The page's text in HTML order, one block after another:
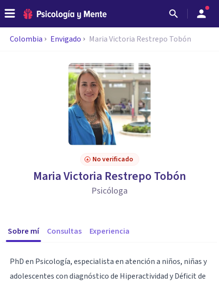
Colombia Envigado Maria Victoria Restrepo Tobón
No verificado
Maria Victoria Restrepo Tobón
Psicóloga
Sobre mí Consultas Experiencia
PhD en Psicología, especialista en atención a niños, niñas y
adolescentes con diagnóstico de Hiperactividad y Déficit de